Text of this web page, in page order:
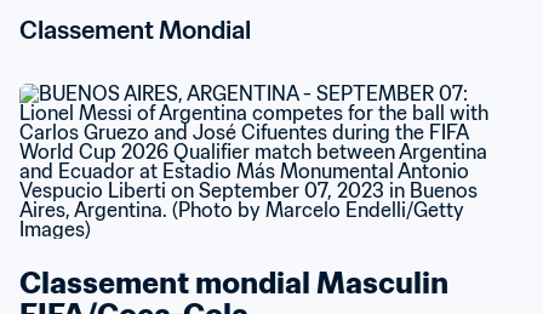
Classement Mondial
Classement mondial Masculin